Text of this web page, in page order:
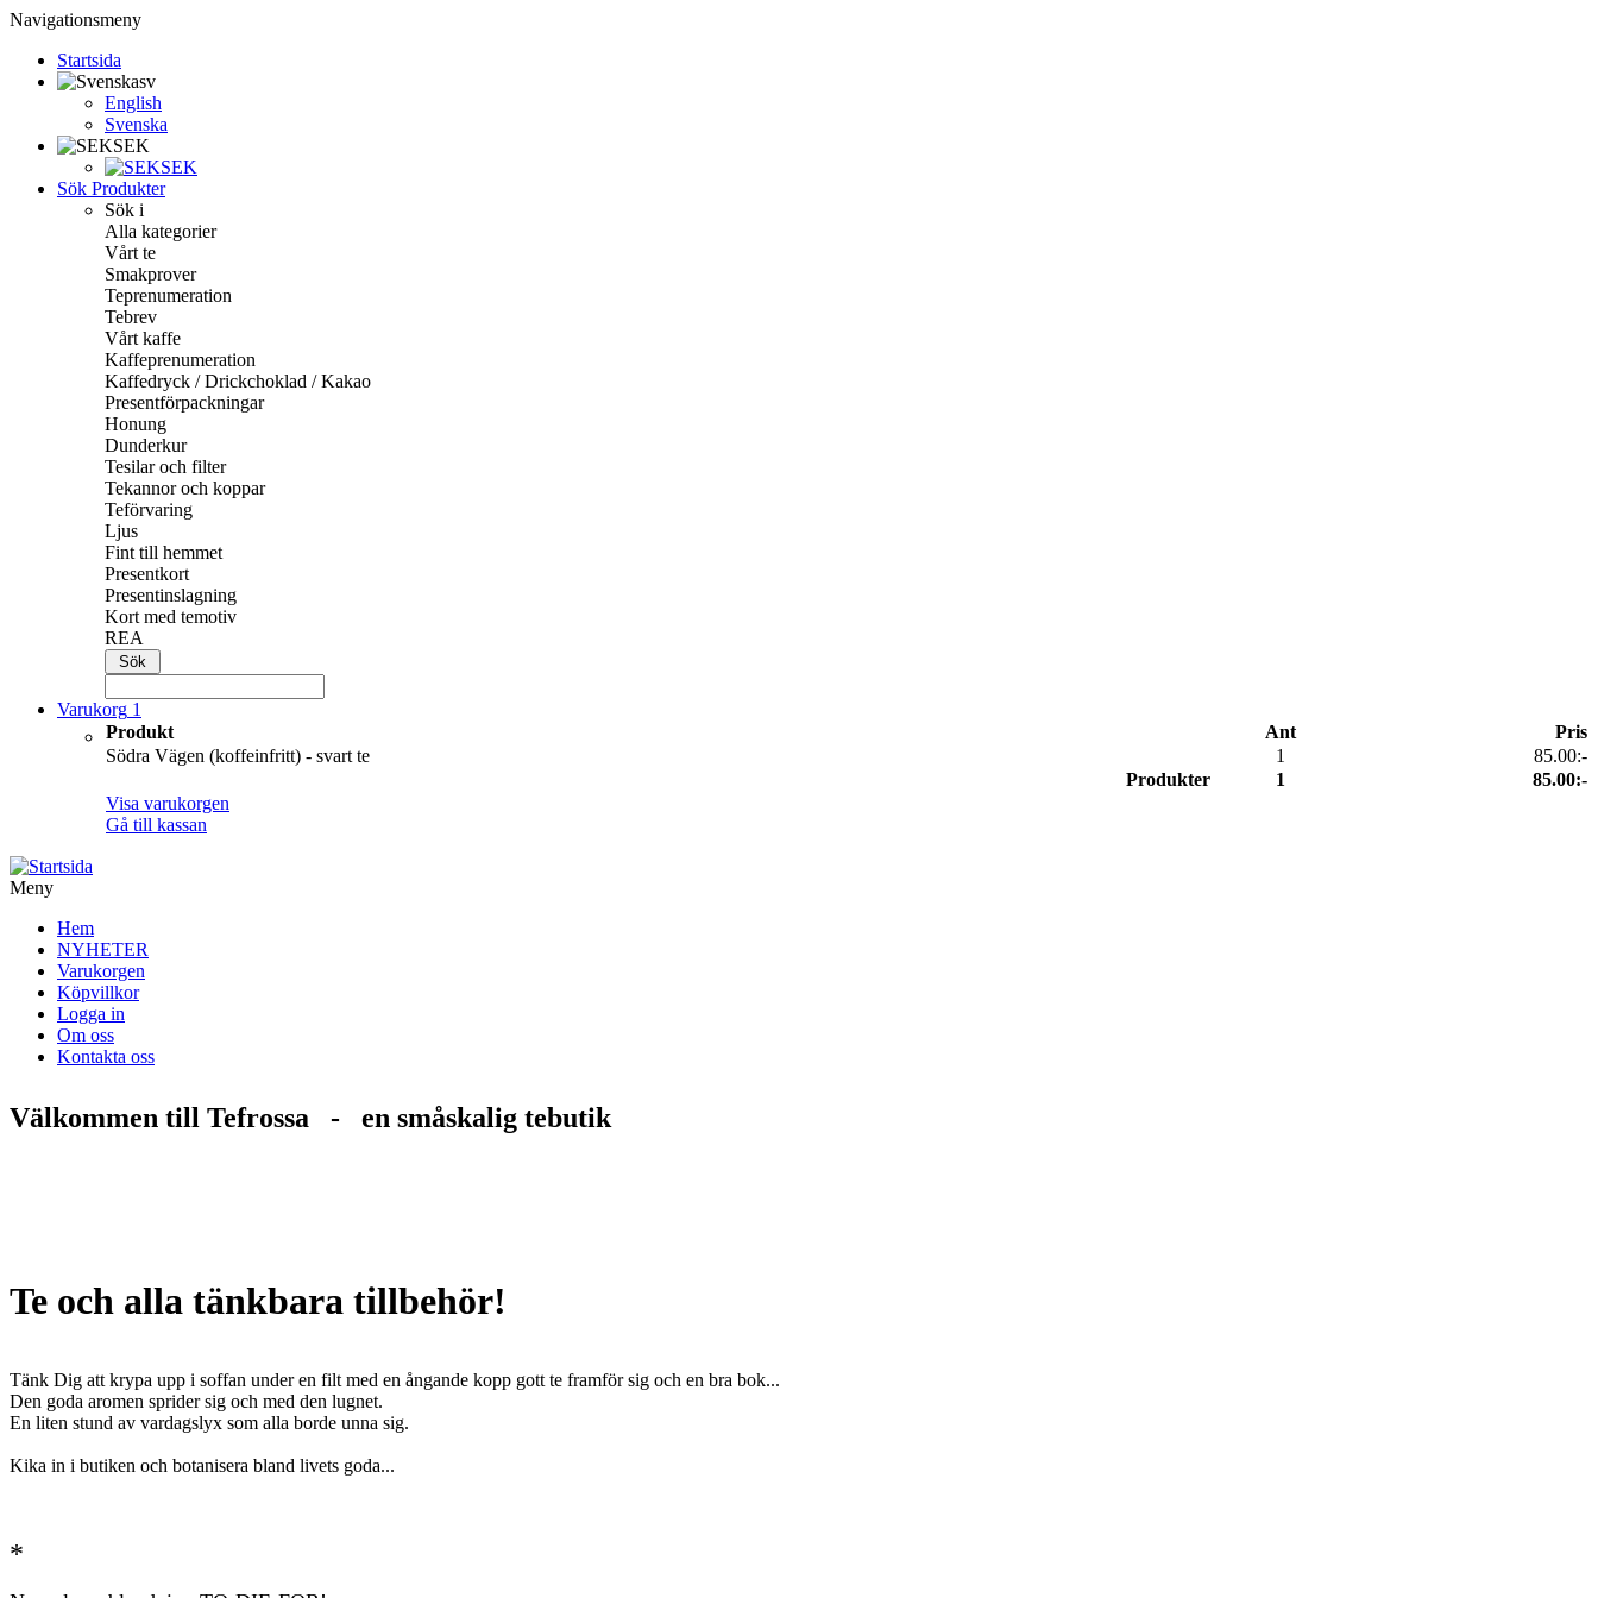
Navigationsmeny
Startsida
sv
English
Svenska
SEK
SEK
Sök Produkter
Sök i
Alla kategorier
Vårt te
Smakprover
Teprenumeration
Tebrev
Vårt kaffe
Kaffeprenumeration
Kaffedryck / Drickchoklad / Kakao
Presentförpackningar
Honung
Dunderkur
Tesilar och filter
Tekannor och koppar
Teförvaring
Ljus
Fint till hemmet
Presentkort
Presentinslagning
Kort med temotiv
REA
Varukorg 1
Produkt
Ant
Pris
Södra Vägen (koffeinfritt) - svart te
1
85.00:-
Produkter
1
85.00:-
Visa varukorgen
Gå till kassan
Meny
Hem
NYHETER
Varukorgen
Köpvillkor
Logga in
Om oss
Kontakta oss
Välkommen till Tefrossa - en småskalig tebutik
Te och alla tänkbara tillbehör!
Tänk Dig att krypa upp i soffan under en filt med en ångande kopp gott te framför sig och en bra bok...
Den goda aromen sprider sig och med den lugnet.
En liten stund av vardagslyx som alla borde unna sig.
Kika in i butiken och botanisera bland livets goda...
*